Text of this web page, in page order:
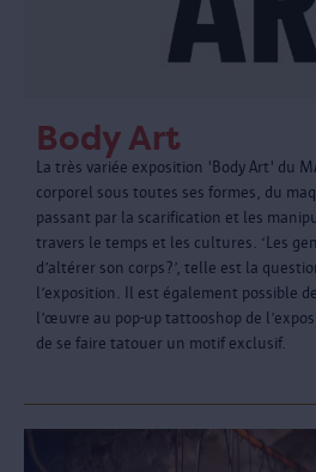
Body Art
La très variée exposition 'Body Art' du
corporel sous toutes ses formes, du
passant par la scarification et les
travers le temps et les cultures. ‘Les
d’altérer son corps?’, telle est la
l’exposition. Il est également possible
l’œuvre au pop-up tattooshop de
de se faire tatouer un motif exclusif.